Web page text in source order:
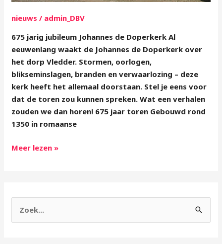
nieuws / admin_DBV
675 jarig jubileum Johannes de Doperkerk Al
eeuwenlang waakt de Johannes de Doperkerk over
het dorp Vledder. Stormen, oorlogen,
blikseminslagen, branden en verwaarlozing – deze
kerk heeft het allemaal doorstaan. Stel je eens voor
dat de toren zou kunnen spreken. Wat een verhalen
zouden we dan horen! 675 jaar toren Gebouwd rond
1350 in romaanse
Meer lezen »